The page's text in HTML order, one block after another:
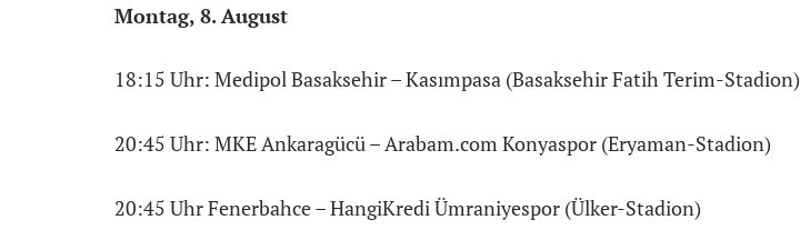
Montag, 8. August
18:15 Uhr: Medipol Basaksehir – Kasımpasa (Basaksehir Fatih Terim-Stadion)
20:45 Uhr: MKE Ankaragücü – Arabam.com Konyaspor (Eryaman-Stadion)
20:45 Uhr Fenerbahce – HangiKredi Ümraniyespor (Ülker-Stadion)